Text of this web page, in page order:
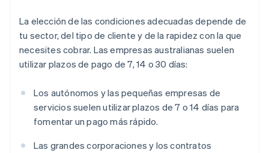
La elección de las condiciones adecuadas depende de
tu sector, del tipo de cliente y de la rapidez con la que
necesites cobrar. Las empresas australianas suelen
utilizar plazos de pago de 7, 14 o 30 días:
Los autónomos y las pequeñas empresas de
servicios suelen utilizar plazos de 7 o 14 días para
fomentar un pago más rápido.
Las grandes corporaciones y los contratos